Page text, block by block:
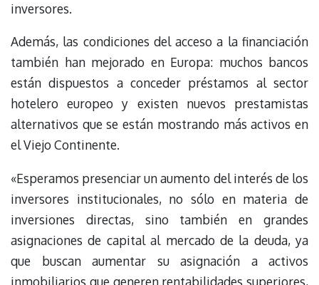
inversores.
Además, las condiciones del acceso a la financiación
también han mejorado en Europa: muchos bancos
están dispuestos a conceder préstamos al sector
hotelero europeo y existen nuevos prestamistas
alternativos que se están mostrando más activos en
el Viejo Continente.
«Esperamos presenciar un aumento del interés de los
inversores institucionales, no sólo en materia de
inversiones directas, sino también en grandes
asignaciones de capital al mercado de la deuda, ya
que buscan aumentar su asignación a activos
inmobiliarios que generen rentabilidades superiores,